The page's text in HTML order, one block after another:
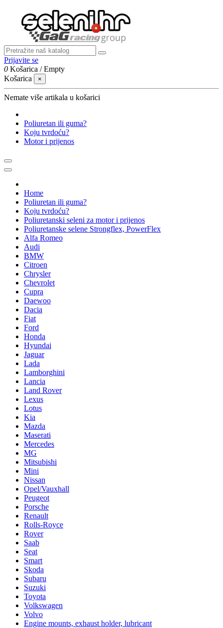
Prijavite se
0 Košarica /Empty
Košarica
×
Nemate više artikala u košarici
Poliuretan ili guma?
Koju tvrdoću?
Motor i prijenos
Home
Poliuretan ili guma?
Koju tvrdoću?
Poliuretanski seleni za motor i prijenos
Poliuretanske selene Strongflex, PowerFlex
Alfa Romeo
Audi
BMW
Citroen
Chrysler
Chevrolet
Cupra
Daewoo
Dacia
Fiat
Ford
Honda
Hyundai
Jaguar
Lada
Lamborghini
Lancia
Land Rover
Lexus
Lotus
Kia
Mazda
Maserati
Mercedes
MG
Mitsubishi
Mini
Nissan
Opel/Vauxhall
Peugeot
Porsche
Renault
Rolls-Royce
Rover
Saab
Seat
Smart
Skoda
Subaru
Suzuki
Toyota
Volkswagen
Volvo
Engine mounts, exhaust holder, lubricant